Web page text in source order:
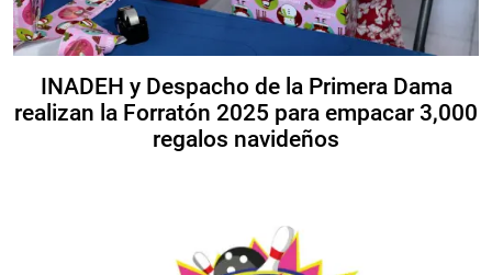
INADEH y Despacho de la Primera Dama
realizan la Forratón 2025 para empacar 3,000
regalos navideños